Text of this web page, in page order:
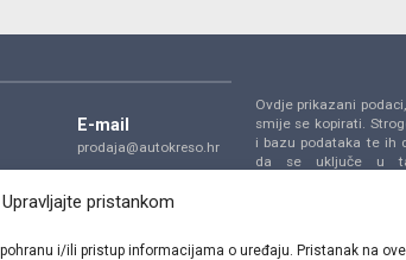
Upravljajte pristankom
i/ili pristup informacijama o uređaju. Pristanak na
E-mail
prodaja@autokreso.hr
Dragutina Golika 14,
Ovdje prikazani
smije se kopirati.
i bazu podataka te ih
da se uključe u